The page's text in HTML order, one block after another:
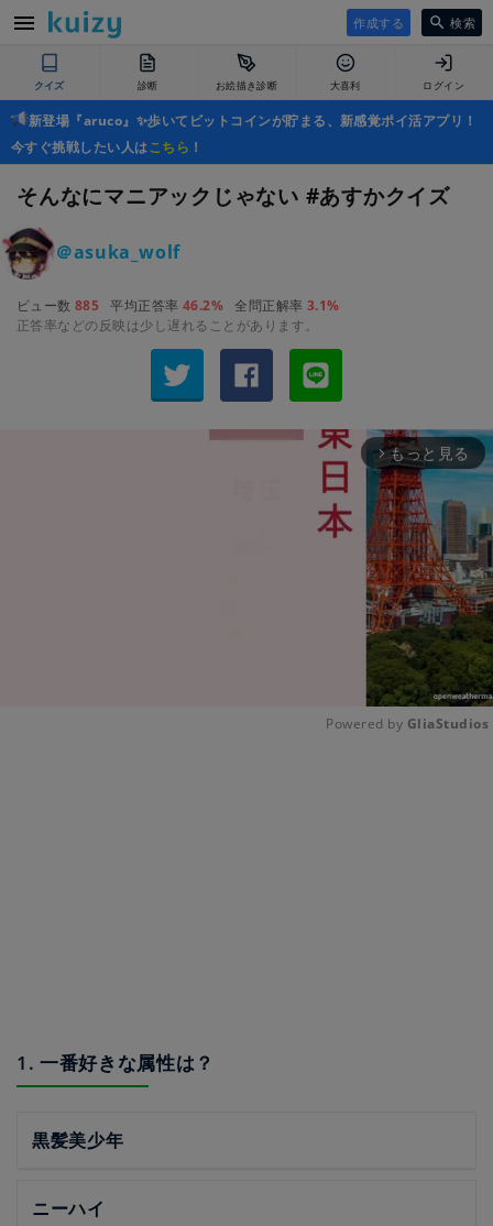
作成する 検索
クイズ 診断 お絵描き診断 大喜利 ログイン
新登場『aruco』✨歩いてビットコインが貯まる、新感覚ポイ活アプリ！
今すぐ挑戦したい人はこちら ！
そんなにマニアックじゃない #あすかクイズ
＠asuka_wolf
ビュー数 885 平均正答率 46.2% 全問正解率 3.1%
正答率などの反映は少し遅れることがあります。
arrow_forward_ios もっと見る
Powered by GliaStudios
1. 一番好きな属性は？
黒髪美少年
ニーハイ